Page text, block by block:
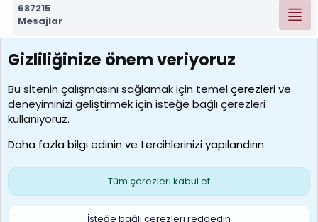
687215
Mesajlar
7388
Kullanıcılar
borabekirogluu
Son üye
Çerezler
S
Gizliliğinize önem veriyoruz
Bu sitenin çalışmasını sağlamak için temelçerezlerive
deneyiminizi geliştirmek için isteğe bağlı çerezleri
kullanıyoruz.
Daha fazla bilgi edinin ve tercihlerinizi yapılandırın
Tüm çerezleri kabul et
İsteğe bağlı çerezleri reddedin